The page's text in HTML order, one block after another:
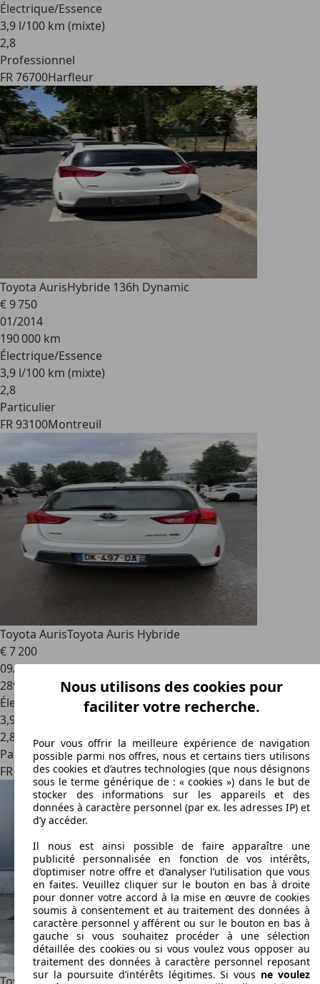
Électrique/Essence
3,9 l/100 km (mixte)
2,8
Professionnel
FR 76700Harfleur
Toyota AurisHybride 136h Dynamic
€ 9 750
01/2014
190 000 km
Électrique/Essence
3,9 l/100 km (mixte)
2,8
Particulier
FR 93100Montreuil
Toyota AurisToyota Auris Hybride
€ 7 200
09/2014
289 000 km
Électrique/Essence
3,9 l/100 km (mixte)
2,8
Particulier
FR 92600Asnieres
Nous utilisons des cookies pour
faciliter votre recherche.
Pour vous offrir la meilleure expérience de navigation
possible parmi nos offres, nous et certains tiers utilisons
des cookies et d’autres technologies (que nous désignons
sous le terme générique de : « cookies ») dans le but de
stocker des informations sur les appareils et des
données à caractère personnel (par ex. les adresses IP) et
d’y accéder.
Il nous est ainsi possible de faire apparaître une
publicité personnalisée en fonction de vos intérêts,
d’optimiser notre offre et d’analyser l’utilisation que vous
en faites. Veuillez cliquer sur le bouton en bas à droite
pour donner votre accord à la mise en œuvre de cookies
soumis à consentement et au traitement des données à
caractère personnel y afférent ou sur le bouton en bas à
gauche si vous souhaitez procéder à une sélection
détaillée des cookies ou si vous voulez vous opposer au
traitement des données à caractère personnel reposant
sur la poursuite d’intérêts légitimes. Si vous ne voulez